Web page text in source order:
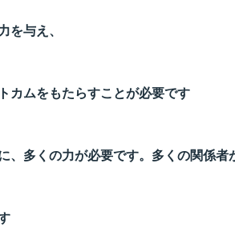
を与え、
カムをもたらすことが必要です
、多くの力が必要です。多くの関係